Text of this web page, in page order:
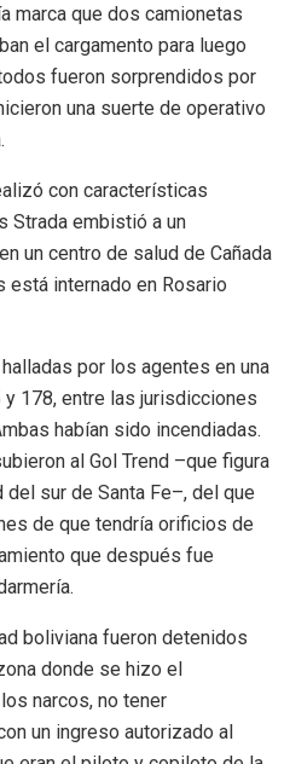
marca que dos camionetas
el cargamento para luego
fueron sorprendidos por
una suerte de operativo
con características
Strada embistió a un
un centro de salud de Cañada
está internado en Rosario
por los agentes en una
178, entre las jurisdicciones
habían sido incendiadas.
al Gol Trend –que figura
sur de Santa Fe–, del que
de que tendría orificios de
que después fue
boliviana fueron detenidos
donde se hizo el
narcos, no tener
un ingreso autorizado al